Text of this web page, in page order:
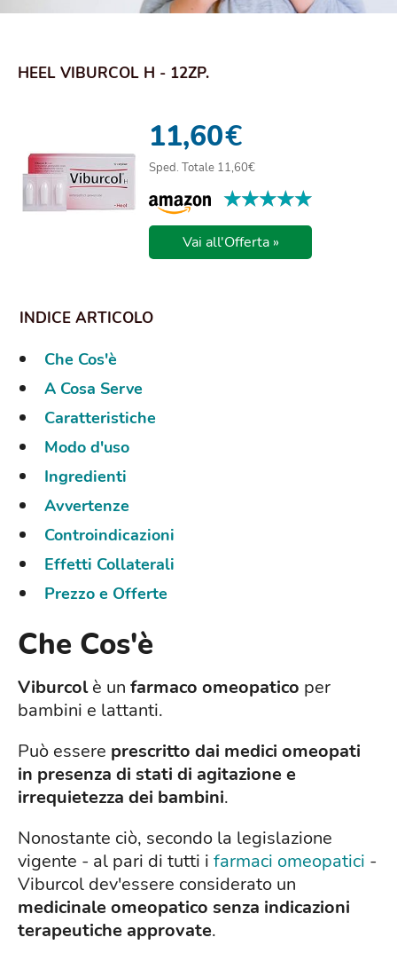
HEEL VIBURCOL H - 12ZP.
11,60€
Sped. Totale 11,60€
★★★★★
★★★★★
Vai all'Offerta »
Che Cos'è
A Cosa Serve
Caratteristiche
Modo d'uso
Ingredienti
Avvertenze
Controindicazioni
Effetti Collaterali
Prezzo e Offerte
Che Cos'è
Viburcolè un farmaco omeopatico per
bambini e lattanti.
Può essere prescritto dai medici omeopati
in presenza di stati di agitazione e
irrequietezza dei bambini.
Nonostante ciò, secondo la legislazione
vigente - al pari di tutti i farmaci omeopatici -
Viburcol dev'essere considerato un
medicinale omeopatico senza indicazioni
terapeutiche approvate.